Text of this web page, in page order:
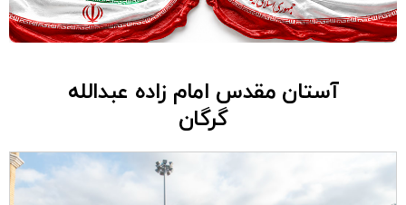
آستان مقدس امام زاده عبدالله
گرگان